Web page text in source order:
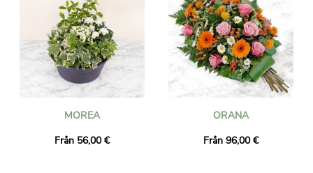
MOREA
Från 56,00 €
ORANA
Från 96,00 €